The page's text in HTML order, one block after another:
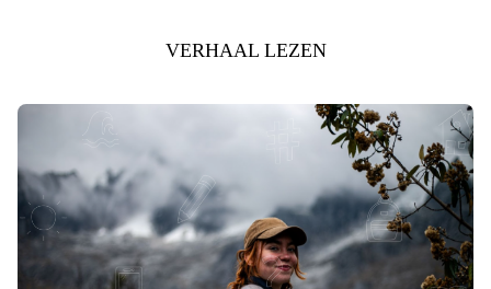
VERHAAL LEZEN